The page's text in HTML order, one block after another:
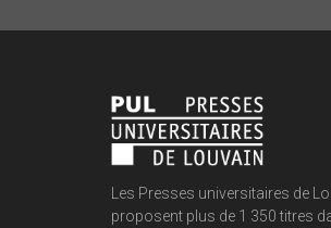
Les Presses universitaires de
proposent plus de 1 350 titres